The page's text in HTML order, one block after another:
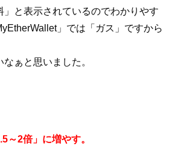
」と表示されているのでわかりやす
」では「ガス」ですから
ぁと思いました。
～2倍」に増やす。